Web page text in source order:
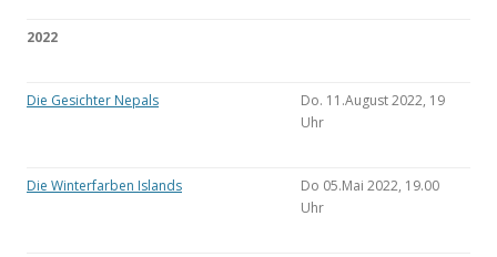
2022
Die Gesichter Nepals
Do. 11.August 2022, 19
Uhr
Die Winterfarben Islands
Do 05.Mai 2022, 19.00
Uhr